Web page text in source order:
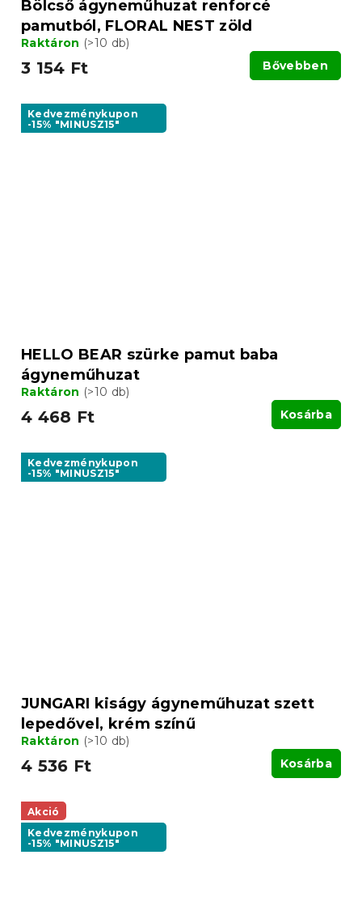
Bölcső ágyneműhuzat renforcé
pamutból, FLORAL NEST zöld
Raktáron (>10 db)
3 154 Ft Bővebben
Kedvezménykupon
-15% "MINUSZ15"
HELLO BEAR szürke pamut baba
ágyneműhuzat
Raktáron (>10 db)
4 468 Ft Kosárba
Kedvezménykupon
-15% "MINUSZ15"
JUNGARI kiságy ágyneműhuzat szett
lepedővel, krém színű
Raktáron (>10 db)
4 536 Ft Kosárba
Akció
Kedvezménykupon
-15% "MINUSZ15"